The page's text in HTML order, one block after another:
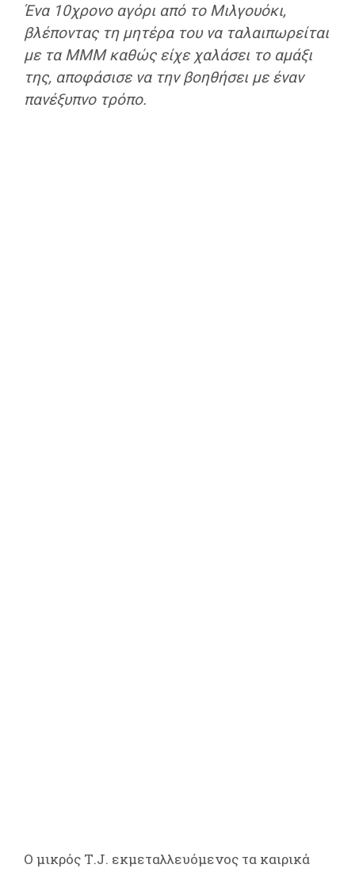
Ένα 10χρονο αγόρι από το Μιλγουόκι,
βλέποντας τη μητέρα του να ταλαιπωρείται
με τα ΜΜΜ καθώς είχε χαλάσει το αμάξι
της, αποφάσισε να την βοηθήσει με έναν
πανέξυπνο τρόπο.
Ο μικρός Τ.J. εκμεταλλευόμενος τα καιρικά